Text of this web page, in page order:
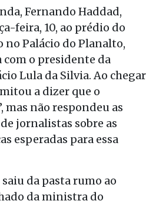
Fernando Haddad,
feira, 10, ao prédio do
no Palácio do Planalto,
o presidente da
Lula da Silvia. Ao chegar
a dizer que o
mas não respondeu as
jornalistas sobre as
esperadas para essa
da pasta rumo ao
da ministra do